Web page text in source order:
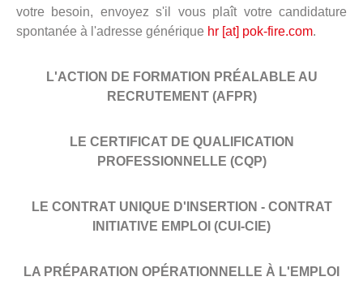
votre besoin, envoyez s'il vous plaît votre candidature
spontanée à l'adresse générique hr [at] pok-fire.com.
L'ACTION DE FORMATION PRÉALABLE AU
RECRUTEMENT (AFPR)
LE CERTIFICAT DE QUALIFICATION
PROFESSIONNELLE (CQP)
LE CONTRAT UNIQUE D'INSERTION - CONTRAT
INITIATIVE EMPLOI (CUI-CIE)
LA PRÉPARATION OPÉRATIONNELLE À L'EMPLOI